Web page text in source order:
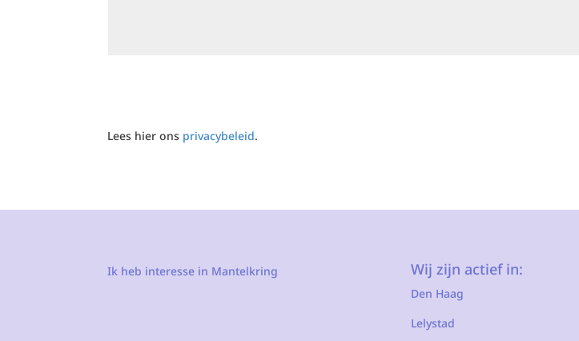
Lees hier ons privacybeleid.
Ik heb interesse in Mantelkring Wij zijn actief in:
Den Haag
Lelystad